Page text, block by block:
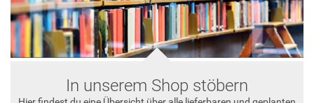
In unserem Shop stöbern